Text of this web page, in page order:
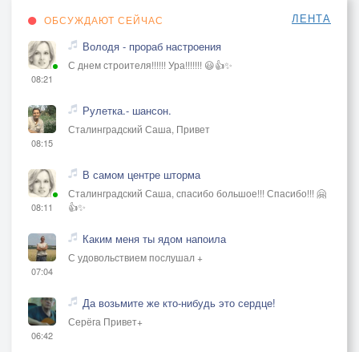
ОБСУЖДАЮТ СЕЙЧАС ЛЕНТА
08:21
Володя - прораб настроения
С днем строителя!!!!!! Ура!!!!!!! 😃👍✨
08:15
Рулетка.- шансон.
Сталинградский Саша, Привет
08:11
В самом центре шторма
Сталинградский Саша, спасибо большое!!! Спасибо!!! 🤗
👍✨
07:04
Каким меня ты ядом напоила
С удовольствием послушал +
06:42
Да возьмите же кто-нибудь это сердце!
Серёга Привет+